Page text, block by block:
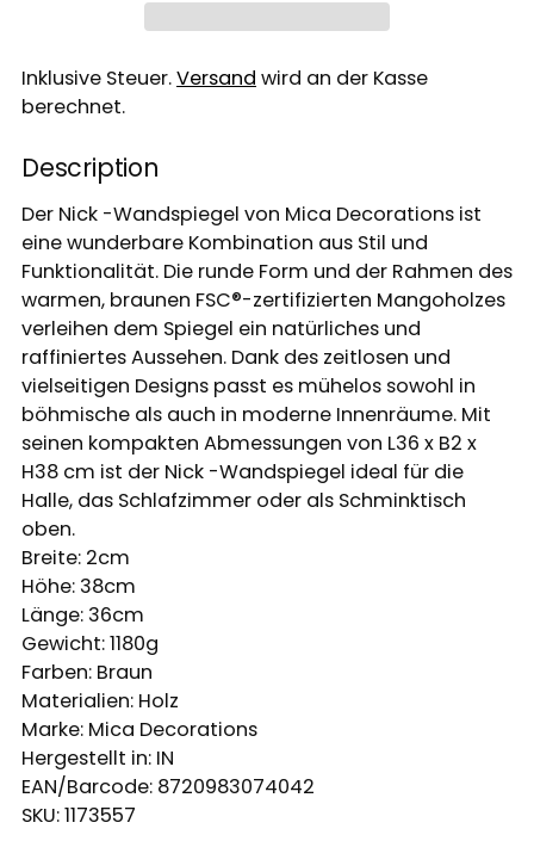
Inklusive Steuer.Versand wird an der Kasse
berechnet.
Description
Der Nick -Wandspiegel von Mica Decorations ist
eine wunderbare Kombination aus Stil und
Funktionalität. Die runde Form und der Rahmen des
warmen, braunen FSC®-zertifizierten Mangoholzes
verleihen dem Spiegel ein natürliches und
raffiniertes Aussehen. Dank des zeitlosen und
vielseitigen Designs passt es mühelos sowohl in
böhmische als auch in moderne Innenräume. Mit
seinen kompakten Abmessungen von L36 x B2 x
H38 cm ist der Nick -Wandspiegel ideal für die
Halle, das Schlafzimmer oder als Schminktisch
oben.
Breite: 2cm
Höhe: 38cm
Länge: 36cm
Gewicht: 1180g
Farben: Braun
Materialien: Holz
Marke: Mica Decorations
Hergestellt in: IN
EAN/Barcode: 8720983074042
SKU: 1173557